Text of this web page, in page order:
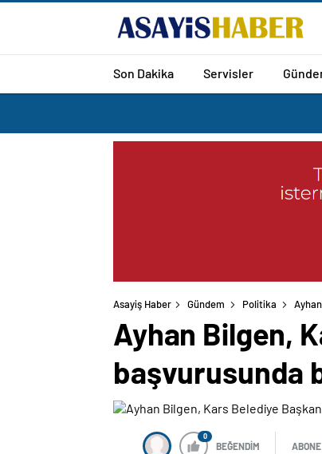
Son Dakika Servisler
Asayiş Haber Gündem Politika
Ayhan Bilgen,
başvurusunda
0
BEĞENDİM